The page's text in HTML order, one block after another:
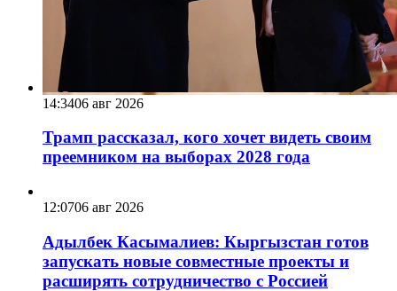
14:3406 авг 2026
Трамп рассказал, кого хочет видеть своим
преемником на выборах 2028 года
12:0706 авг 2026
Адылбек Касымалиев: Кыргызстан готов
запускать новые совместные проекты и
расширять сотрудничество с Россией